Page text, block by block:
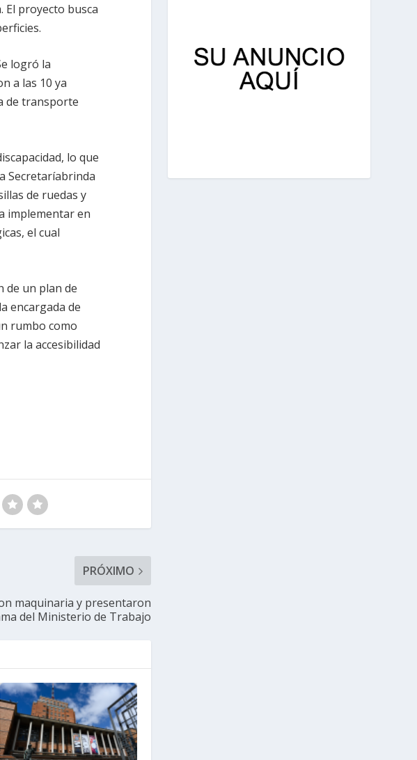
El proyecto busca
logró la
a las 10 ya
de transporte
lo que
Secretaríabrinda
de ruedas y
implementar en
el cual
de un plan de
encargada de
rumbo como
la accesibilidad
PRÓXIMO
maquinaria y presentaron
del Ministerio de Trabajo